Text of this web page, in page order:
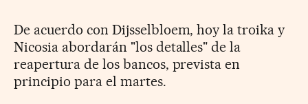
De acuerdo con Dijsselbloem, hoy la troika y
Nicosia abordarán "los detalles" de la
reapertura de los bancos, prevista en
principio para el martes.